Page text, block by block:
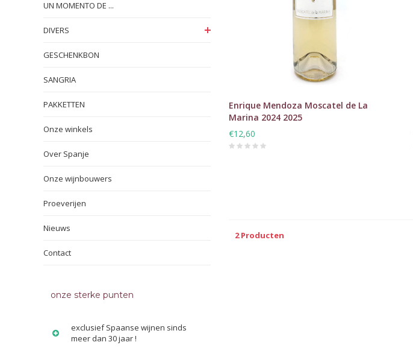
UN MOMENTO DE ...
DIVERS
GESCHENKBON
SANGRIA
PAKKETTEN
Onze winkels
Over Spanje
Onze wijnbouwers
Proeverijen
Nieuws
Contact
onze sterke punten
exclusief Spaanse wijnen sinds
meer dan 30 jaar !
Enrique Mendoza Moscatel de La
Marina 2024 2025
€12,60
2 Producten